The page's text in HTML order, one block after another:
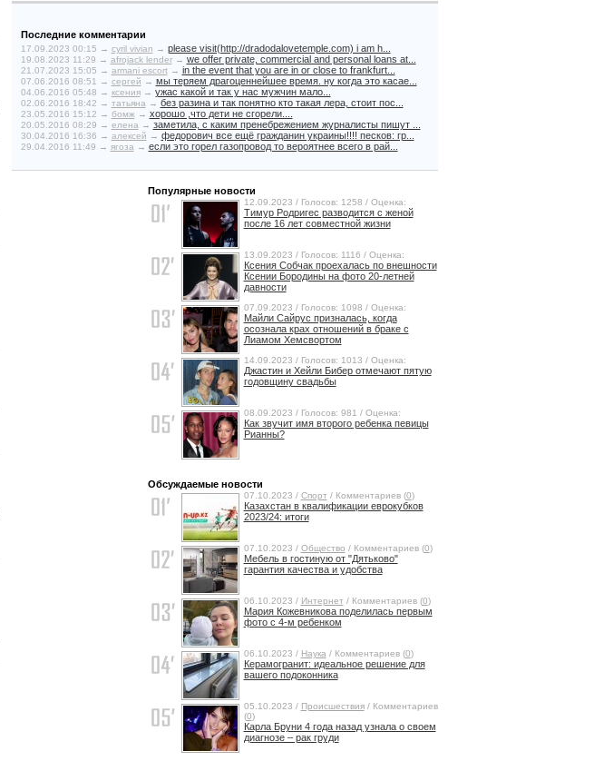
Последние комментарии
17.09.2023 00:15 → cyril vivian → please visit(http://dradodalovetemple.com) i am h...
19.08.2023 11:29 → afrojack lender→ we offer private, commercial and personal loans at...
21.07.2023 15:05 → armani escort→ in the event that you are in or close to frankfurt...
07.06.2016 08:51 → сергей → мы теряем драгоценнейшее время. ну когда это касае...
04.06.2016 05:48 → ксения→ ужас какой и так у нас мужчин мало...
02.06.2016 18:42 → татьяна → без разина и так понятно кто такая лера, стоит пос...
23.05.2016 15:12 → бомж → хорошо ,что дети не сгорели....
20.05.2016 08:29 → елена → заметила, с каким пренебрежением журналисты пишут ...
30.04.2016 16:36 → алексей → федорович все ещё гражданин украины!!!! песков: гр...
29.04.2016 11:49 → ягоза → если это горел газопровод то вероятнее всего в рай...
Популярные новости
12.09.2023 / Голосов: 1258 / Оценка:
Тимур Родригес разводится с женой
после 16 лет совместной жизни
13.09.2023 / Голосов: 1116 / Оценка:
Ксения Собчак проехалась по внешности
Ксении Бородины на фото 20-летней
давности
07.09.2023 / Голосов: 1098 / Оценка:
Майли Сайрус призналась, когда
осознала крах отношений в браке с
Лиамом Хемсвортом
14.09.2023 / Голосов: 1013 / Оценка:
Джастин и Хейли Бибер отмечают пятую
годовщину свадьбы
08.09.2023 / Голосов: 981 / Оценка:
Как звучит имя второго ребенка певицы
Рианны?
Обсуждаемые новости
07.10.2023 / Спорт/ Комментариев (0)
Казахстан в квалификации еврокубков
2023/24: итоги
07.10.2023 / Общество / Комментариев (0)
Мебель в гостиную от "Дятьково"
гарантия качества и удобства
06.10.2023 / Интернет/ Комментариев (0)
Мария Кожевникова поделилась первым
фото с 4-м ребенком
06.10.2023 / Наука / Комментариев (0)
Керамогранит: идеальное решение для
вашего подоконника
05.10.2023 / Происшествия/ Комментариев
(0)
Карла Бруни 4 года назад узнала о своем
диагнозе – рак груди